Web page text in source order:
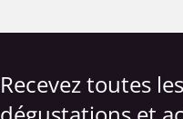
Recevez toutes